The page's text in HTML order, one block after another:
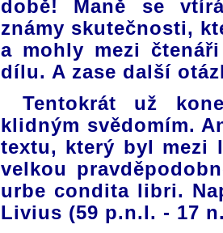
době! Maně se
známy skutečnosti,
a mohly mezi
dílu. A zase další
Tentokrát už
klidným svědomím.
textu, který byl mezi
velkou
urbe condita libri.
Livius (59 p.n.l. - 17